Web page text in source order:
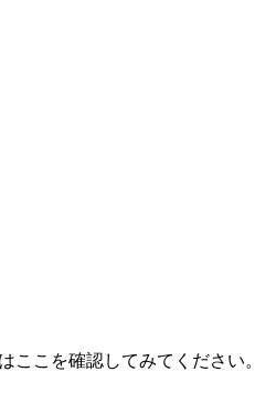
こを確認してみてください。